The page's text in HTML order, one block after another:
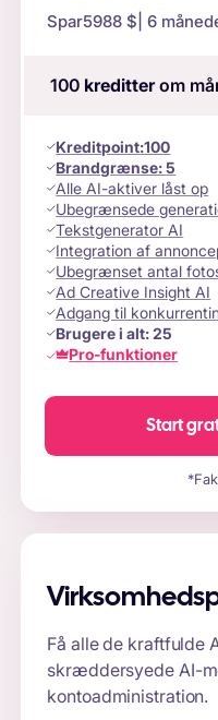
Spar5988 $ | 6
100 kreditterom
Kreditpoint:100
Brandgrænse:5
Alle AI-aktiver låst op
Ubegrænsede
Tekstgenerator AI
Integration af
Ubegrænset antal
Ad Creative Insight AI
Adgang til
Brugere i alt:25
Pro-funktioner
Start
Få alle de kraftfulde
skræddersyede AI-
kontoadministration.